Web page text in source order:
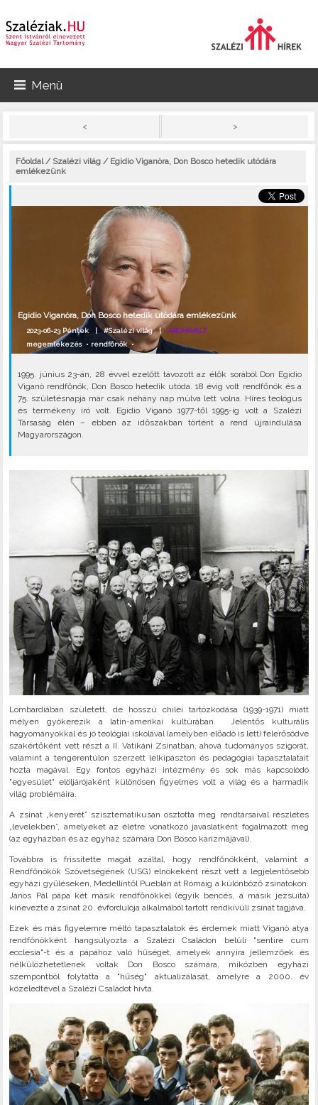
Menü
< >
Főoldal/ Szalézi világ / Egidio Viganòra, Don Bosco hetedik utódára
emlékezünk
Egidio Viganòra, Don Bosco hetedik utódára emlékezünk
2023-06-23 Péntek |#Szalézi világ|ARCHIVÁLT
megemlékezés• rendfőnök•
1995. június 23-án, 28 évvel ezelőtt távozott az élők sorából Don Egidio
Viganò rendfőnök, Don Bosco hetedik utóda. 18 évig volt rendfőnök és a
75. születésnapja már csak néhány nap múlva lett volna. Híres teológus
és termékeny író volt. Egidio Viganò 1977-től 1995-ig volt a Szalézi
Társaság élén – ebben az időszakban történt a rend újraindulása
Magyarországon.
Lombardiában született, de hosszú chilei tartózkodása (1939-1971) miatt
mélyen gyökerezik a latin-amerikai kultúrában. Jelentős kulturális
hagyományokkal és jó teológiai iskolával (amelyben előadó is lett) felerősödve
szakértőként vett részt a II. Vatikáni Zsinatban, ahová tudományos szigorát,
valamint a tengerentúlon szerzett lelkipásztori és pedagógiai tapasztalatait
hozta magával. Egy fontos egyházi intézmény és sok más kapcsolódó
"egyesület" elöljárójaként különösen figyelmes volt a világ és a harmadik
világ problémáira.
A zsinat „kenyerét” szisztematikusan osztotta meg rendtársaival részletes
„levelekben”, amelyeket az életre vonatkozó javaslatként fogalmazott meg
(az egyházban és az egyház számára Don Bosco karizmájával).
Továbbra is frissítette magát azáltal, hogy rendfőnökként, valamint a
Rendfőnökök Szövetségének (USG) elnökeként részt vett a legjelentősebb
egyházi gyűléseken, Medellíntől Pueblán át Rómáig a különböző zsinatokon.
János Pál pápa két másik rendfőnökkel (egyik bencés, a másik jezsuita)
kinevezte a zsinat 20. évfordulója alkalmából tartott rendkívüli zsinat tagjává.
Ezek és más figyelemre méltó tapasztalatok és érdemek miatt Viganò atya
rendfőnökként hangsúlyozta a Szalézi Családon belüli "sentire cum
ecclesia"-t és a pápához való hűséget, amelyek annyira jellemzőek és
nélkülözhetetlenek voltak Don Bosco számára, miközben egyházi
szempontból folytatta a "hűség" aktualizálását, amelyre a 2000. év
közeledtével a Szalézi Családot hívta.